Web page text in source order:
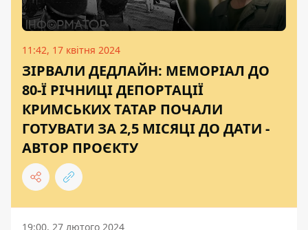
11:42, 17 квітня 2024
ЗІРВАЛИ ДЕДЛАЙН: МЕМОРІАЛ ДО
80-Ї РІЧНИЦІ ДЕПОРТАЦІЇ
КРИМСЬКИХ ТАТАР ПОЧАЛИ
ГОТУВАТИ ЗА 2,5 МІСЯЦІ ДО ДАТИ -
АВТОР ПРОЄКТУ
19:00, 27 лютого 2024